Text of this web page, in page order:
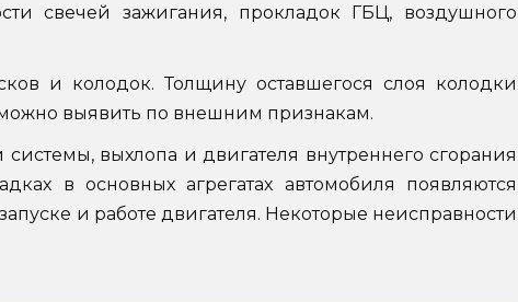
свечей зажигания, прокладок ГБЦ, воздушного
и колодок. Толщину оставшегося слоя колодки
выявить по внешним признакам.
выхлопа и двигателя внутреннего сгорания
в основных агрегатах автомобиля появляются
и работе двигателя. Некоторые неисправности